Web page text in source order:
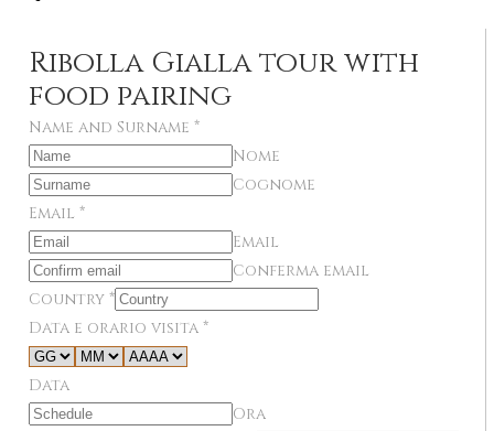
Ribolla Gialla tour with
food pairing
Name and Surname *
Nome
Cognome
Email *
Email
Conferma email
Country *
Data e orario visita *
Data
Ora